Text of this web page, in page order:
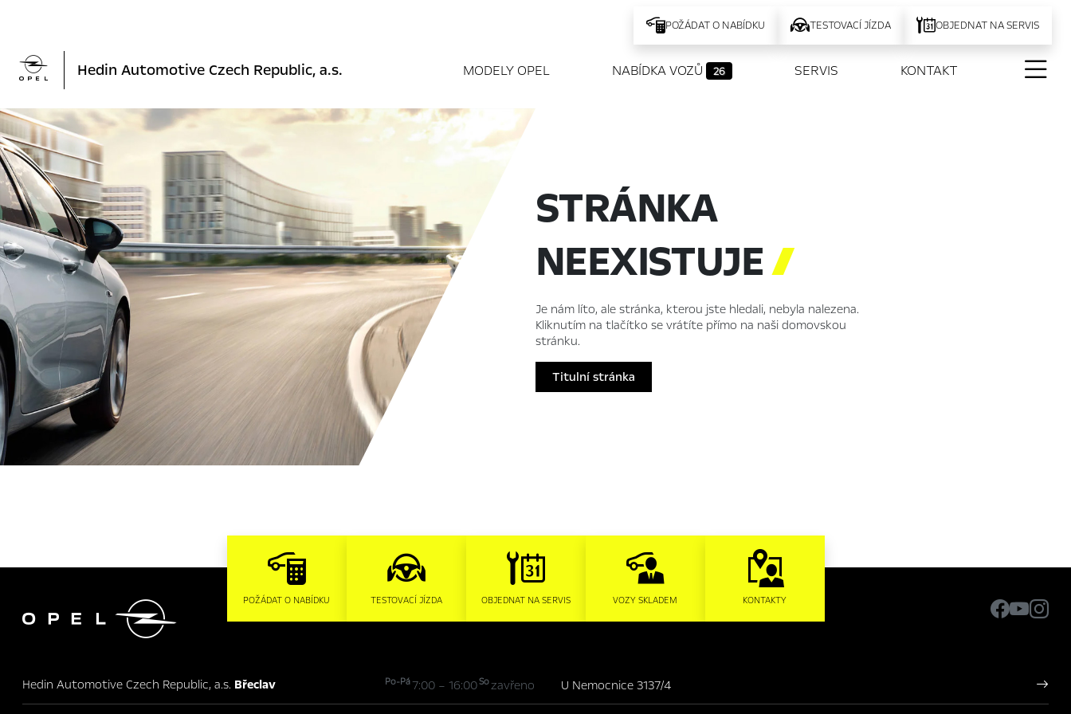
POŽÁDAT O NABÍDKU TESTOVACÍ JÍZDA OBJEDNAT NA SERVIS
 Hedin Automotive Czech Republic, a.s. MODELY OPEL NABÍDKA VOZŮ 26 SERVIS KONTAKT
STRÁNKA
NEEXISTUJE
Je nám líto, ale stránka, kterou jste hledali, nebyla nalezena.
Kliknutím na tlačítko se vrátíte přímo na naši domovskou
stránku.
Titulní stránka
 POŽÁDAT O NABÍDKU TESTOVACÍ JÍZDA OBJEDNAT NA SERVIS VOZY SKLADEM KONTAKTY
Hedin Automotive Czech Republic, a.s. Břeclav Po-Pá7:00 – 16:00Sozavřeno U Nemocnice 3137/4